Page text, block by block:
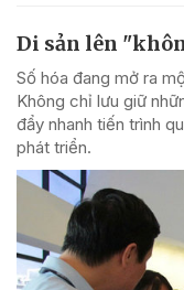
Di sản lên
Số hóa đang mở ra
Không chỉ lưu giữ
đẩy nhanh tiến trình
phát triển.